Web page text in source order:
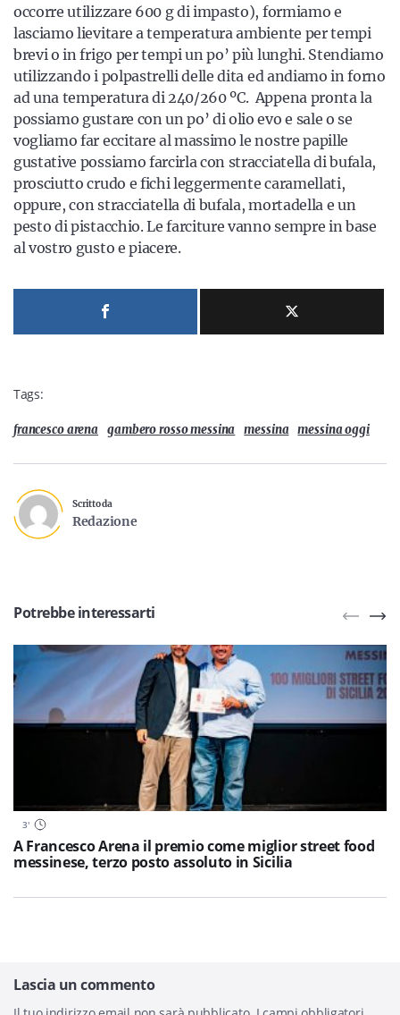
occorre utilizzare 600 g di impasto), formiamo e
lasciamo lievitare a temperatura ambiente per tempi
brevi o in frigo per tempi un po’ più lunghi. Stendiamo
utilizzando i polpastrelli delle dita ed andiamo in forno
ad una temperatura di 240/260 ºC. Appena pronta la
possiamo gustare con un po’ di olio evo e sale o se
vogliamo far eccitare al massimo le nostre papille
gustative possiamo farcirla con stracciatella di bufala,
prosciutto crudo e fichi leggermente caramellati,
oppure, con stracciatella di bufala, mortadella e un
pesto di pistacchio. Le farciture vanno sempre in base
al vostro gusto e piacere.
Tags:
francesco arena gambero rosso messina messina messina oggi
Scritto da
Redazione
Potrebbe interessarti
3'
A Francesco Arena il premio come miglior street food
messinese, terzo posto assoluto in Sicilia
Lascia un commento